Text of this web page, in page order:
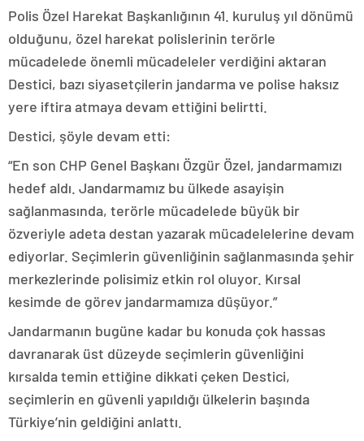
Polis Özel Harekat Başkanlığının 41. kuruluş yıl dönümü
olduğunu, özel harekat polislerinin terörle
mücadelede önemli mücadeleler verdiğini aktaran
Destici, bazı siyasetçilerin jandarma ve polise haksız
yere iftira atmaya devam ettiğini belirtti.
Destici, şöyle devam etti:
“En son CHP Genel Başkanı Özgür Özel, jandarmamızı
hedef aldı. Jandarmamız bu ülkede asayişin
sağlanmasında, terörle mücadelede büyük bir
özveriyle adeta destan yazarak mücadelelerine devam
ediyorlar. Seçimlerin güvenliğinin sağlanmasında şehir
merkezlerinde polisimiz etkin rol oluyor. Kırsal
kesimde de görev jandarmamıza düşüyor.”
Jandarmanın bugüne kadar bu konuda çok hassas
davranarak üst düzeyde seçimlerin güvenliğini
kırsalda temin ettiğine dikkati çeken Destici,
seçimlerin en güvenli yapıldığı ülkelerin başında
Türkiye’nin geldiğini anlattı.